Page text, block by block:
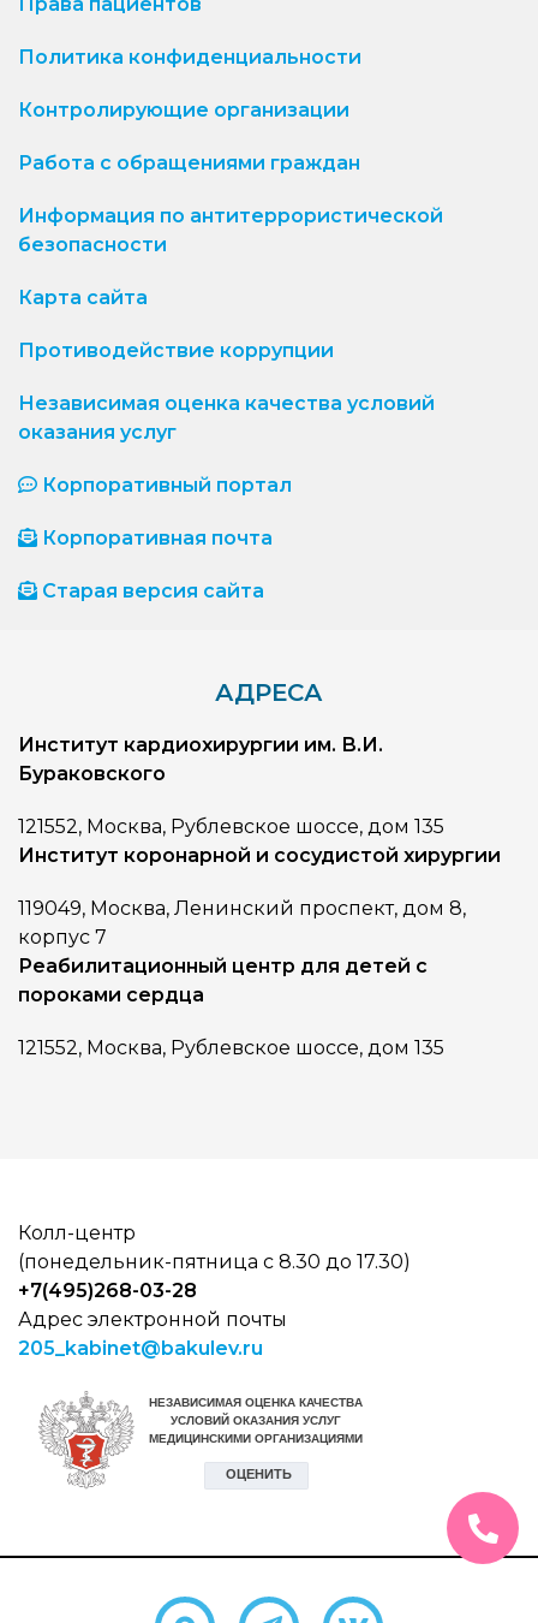
Политика конфиденциальности
Контролирующие организации
Работа с обращениями граждан
Информация по антитеррористической
безопасности
Карта сайта
Противодействие коррупции
Независимая оценка качества условий
оказания услуг
Корпоративный портал
Корпоративная почта
Старая версия сайта
АДРЕСА
Институт кардиохирургии им. В.И.
Бураковского
121552, Москва, Рублевское шоссе, дом 135
Институт коронарной и сосудистой хирургии
119049, Москва, Ленинский проспект, дом 8,
корпус 7
Реабилитационный центр для детей с
пороками сердца
121552, Москва, Рублевское шоссе, дом 135
Колл-центр
(понедельник-пятница с 8.30 до 17.30)
+7(495)268-03-28
Адрес электронной почты
205_kabinet@bakulev.ru